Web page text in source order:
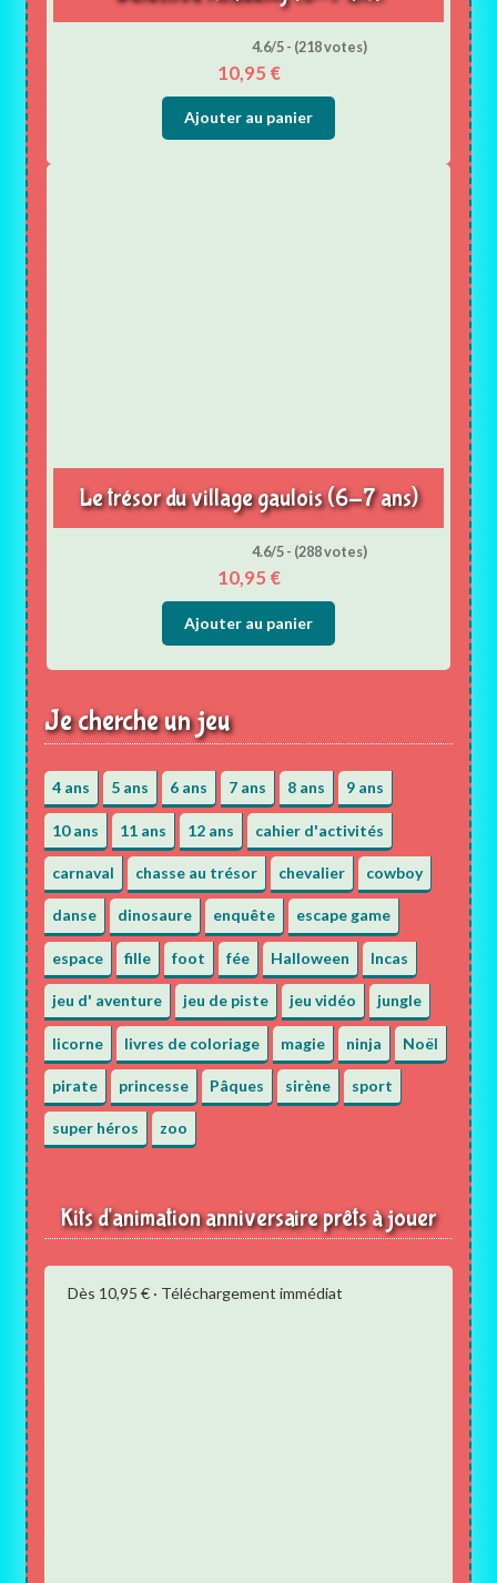
4.6/5 - (218 votes)
10,95 €
Ajouter au panier
Le trésor du village gaulois (6-7 ans)
4.6/5 - (288 votes)
10,95 €
Ajouter au panier
Je cherche un jeu
4 ans 5 ans 6 ans 7 ans 8 ans 9 ans
10 ans 11 ans 12 ans cahier d'activités
carnaval chasse au trésor chevalier cowboy
danse dinosaure enquête escape game
espace fille foot fée Halloween Incas
jeu d' aventure jeu de piste jeu vidéo jungle
licorne livres de coloriage magie ninja Noël
pirate princesse Pâques sirène sport
super héros zoo
Kits d'animation anniversaire prêts à jouer
Dès 10,95 € · Téléchargement immédiat